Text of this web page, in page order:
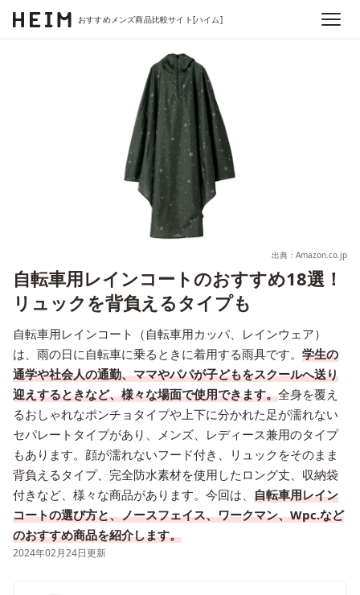
おすすめメンズ商品比較サイト[ハイム]
出典：Amazon.co.jp
自転車用レインコートのおすすめ18選！
リュックを背負えるタイプも
自転車用レインコート（自転車用カッパ、レインウェア）
は、雨の日に自転車に乗るときに着用する雨具です。 学生の
通学や社会人の通勤、ママやパパが子どもをスクールへ送り
迎えするときなど、様々な場面で使用できます。全身を覆え
るおしゃれなポンチョタイプや上下に分かれた足が濡れない
セパレートタイプがあり、メンズ、レディース兼用のタイプ
もあります。顔が濡れないフード付き、リュックをそのまま
背負えるタイプ、完全防水素材を使用したロング丈、収納袋
付きなど、様々な商品があります。今回は、 自転車用レイン
コートの選び方と、ノースフェイス、ワークマン、Wpc.など
のおすすめ商品を紹介します。
2024年02月24日更新